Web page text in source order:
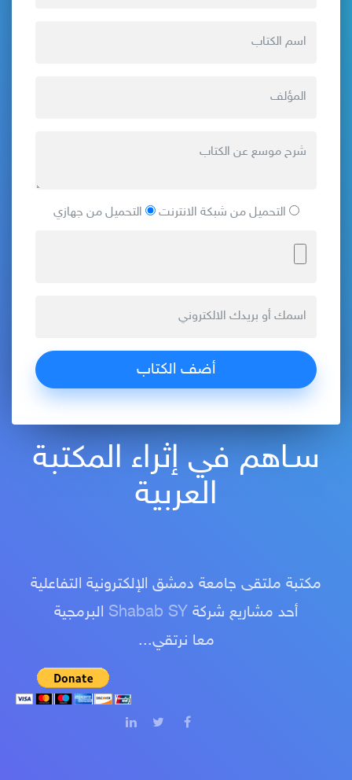
التحميل من شبكة الانترنت التحميل من جهازي
سـاهم في إثراء المكتبة
العربية
مكتبة ملتقى جامعة دمشق الإلكترونية التفاعلية
أحد مشاريع شركة Shabab SY البرمجية
معا نرتقي...